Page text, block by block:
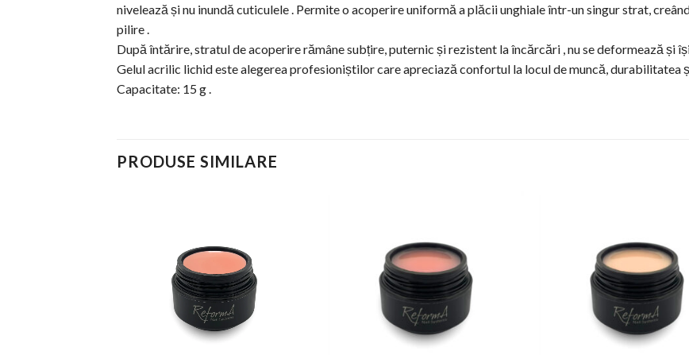
nivelează și nu inundă cuticulele . Permite o acoperire uniformă a plăcii unghiale într-un singur strat,
pilire .
După întărire, stratul de acoperire rămâne subțire, puternic și rezistent la încărcări , nu se deformează și
Gelul acrilic lichid este alegerea profesioniștilor care apreciază confortul la locul de muncă,
Capacitate: 15 g .
PRODUSE SIMILARE